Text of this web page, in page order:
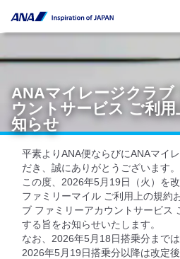
ANAマイレージクラブ
ウントサービス ご利
知らせ
平素よりANA便ならびにANAマイ
だき、誠にありがとうございます。
この度、2026年5月19日（火）を
ファミリーマイル ご利用上の規約
ブ ファミリーアカウントサービス
する旨をお知らせいたします。
なお、2026年5月18日搭乗分まで
2026年5月19日搭乗分以降は改定